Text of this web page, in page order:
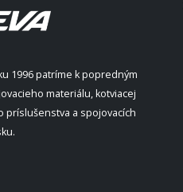
1996 patríme k popredným
materiálu, kotviacej
príslušenstva a spojovacích